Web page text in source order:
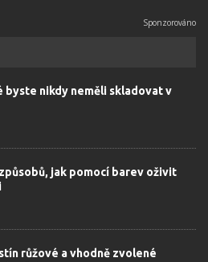
byste nikdy neměli skladovat v
jak pomocí barev oživit
růžové a vhodně zvolené